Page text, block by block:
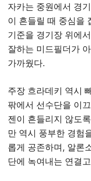
자카는 중원에서 경
이 흔들릴 때 중심을
기준을 경기장 위에
잘하는 미드필더가
가까웠다.
주장 흐라데키 역시
팎에서 선수단을 이
젠이 흔들리지 않도
만 역시 풍부한 경험
롭게 공존하며, 알론
단에 녹여내는 연결